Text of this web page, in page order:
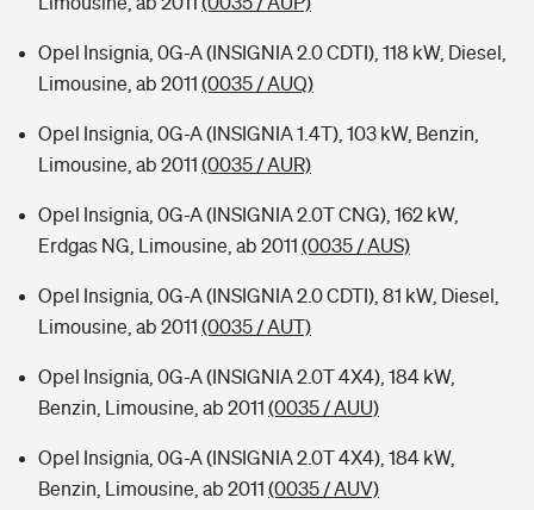
Opel Insignia, 0G-A (INSIGNIA 2.0 CDTI), 118 kW, Diesel,
Limousine, ab 2011 (0035 / AUQ)
Opel Insignia, 0G-A (INSIGNIA 1.4T), 103 kW, Benzin,
Limousine, ab 2011 (0035 / AUR)
Opel Insignia, 0G-A (INSIGNIA 2.0T CNG), 162 kW,
Erdgas NG, Limousine, ab 2011 (0035 / AUS)
Opel Insignia, 0G-A (INSIGNIA 2.0 CDTI), 81 kW, Diesel,
Limousine, ab 2011 (0035 / AUT)
Opel Insignia, 0G-A (INSIGNIA 2.0T 4X4), 184 kW,
Benzin, Limousine, ab 2011 (0035 / AUU)
Opel Insignia, 0G-A (INSIGNIA 2.0T 4X4), 184 kW,
Benzin, Limousine, ab 2011 (0035 / AUV)